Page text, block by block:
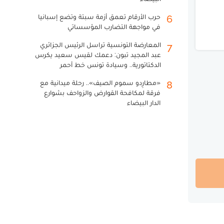
6
حرب الأرقام تعمق أزمة سبتة وتضع إسبانيا
في مواجهة التضارب المؤسساتي
7
المعارضة التونسية تراسل الرئيس الجزائري
عبد المجيد تبون: دعمك لقيس سعيد يكرس
الدكتاتورية.. وسيادة تونس خط أحمر
8
«مطارِدو سموم الصيف».. رحلة ميدانية مع
فرقة لمكافحة القوارض والزواحف بشوارع
الدار البيضاء